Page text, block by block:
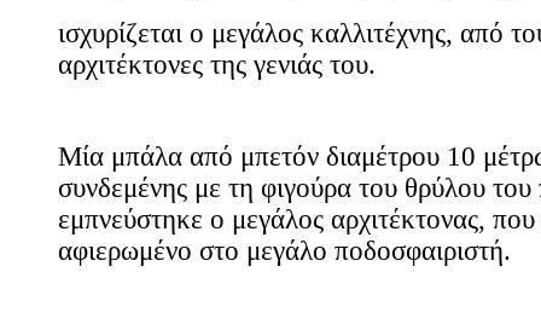
ισχυρίζεται ο μεγάλος καλλιτέχνης, από
αρχιτέκτονες της γενιάς του.
Μία μπάλα από μπετόν διαμέτρου 10
συνδεμένης με τη φιγούρα του θρύλου
εμπνεύστηκε ο μεγάλος αρχιτέκτονας, που
αφιερωμένο στο μεγάλο ποδοσφαιριστή.